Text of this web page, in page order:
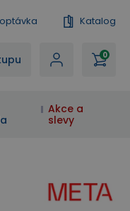
Katalog
0
Akce a
slevy